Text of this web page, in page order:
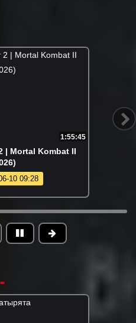
1:55:45
| Mortal Kombat II
10 09:28